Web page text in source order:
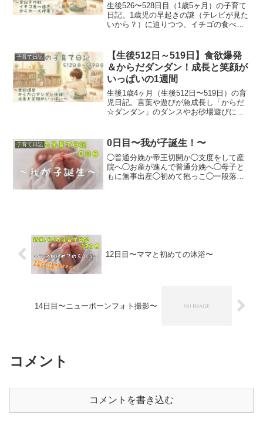
生後526〜528日目（1歳5ヶ月）の子育て
日記。1歳児の早起きの謎（テレビが見た
いから？）に迫りつつ、イチゴの食べ過
れ」の大惨事に😇絶望からの洗濯ドキュ
メントと、油断大敵な日々の記録です。
子育て日記
【生後512日～519日】食欲爆発
＆からだダンダン！成長と笑顔が
いっぱいの1週間
生後1歳4ヶ月（生後512日〜519日）の育
児日記。言葉や遊びが急成長し「からだ
☆ダンダン」のダンスやお砂場遊びに夢
食！）、生活リズムの安定など、目まぐ
るしい成長と笑顔がいっぱいの1週間をお
届けします。
子育て日記 0日目〜我が子誕生！〜
◯普通分娩か帝王切開か◯支度をして産
院へ◯お産が進んで普通分娩へ◯母子と
もに無事出産◯初めて抱っこ◯一段落し
12日目〜ママと初めての沐浴〜
14日目〜ニューボーンフォト撮影〜
コメント
コメントを書き込む